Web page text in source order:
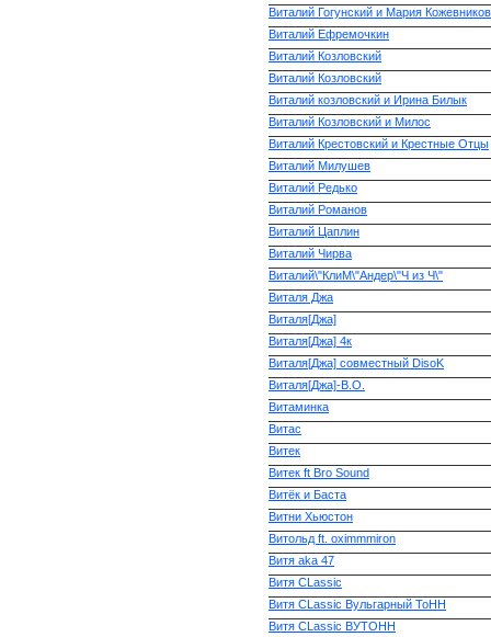
Виталий Гогунский и Мария
Виталий Ефремочкин
Виталий Козловский
Виталий Козловский
Виталий козловский и Ирина Билык
Виталий Козловский и Милос
Виталий Крестовский и Крестные Отцы
Виталий Милушев
Виталий Редько
Виталий Романов
Виталий Цаплин
Виталий Чирва
Виталий\"КлиМ\"Андер\"Ч из Ч\"
Виталя Джа
Виталя[Джа]
Виталя[Джа] 4к
Виталя[Джа] совместный DisoK
Виталя[Джа]-В.О.
Витаминка
Витас
Витек
Витек ft Bro Sound
Витёк и Баста
Витни Хьюстон
Витольд ft. oximmmiron
Витя aka 47
Витя CLassic
Витя CLassic Вульгарный ТоНН
Витя CLassic ВУТОНН